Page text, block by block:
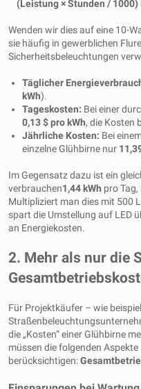
(Leistung × Stunden / 1000)
Wenden wir dies auf eine 10-
sie häufig in gewerblichen
Sicherheitsbeleuchtungen
Täglicher
kWh).
Tageskosten: Bei einer
0,13 $ pro kWh, die Kosten
Jährliche Kosten: Bei
einzelne Glühbirne nur
Im Gegensatz dazu ist ein
verbrauchen1,44 kWh pro
Multipliziert man dies mit 500
spart die Umstellung auf LED
an Energiekosten.
2. Mehr als nur die
Für Projektkäufer – wie
die „Kosten“ einer Glühbirne
müssen die folgenden Aspekte
berücksichtigen: